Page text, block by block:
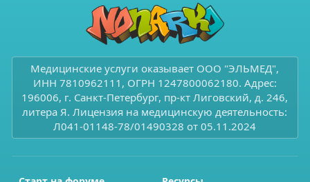
Медицинские услуги оказывает ООО "ЭЛЬМЕД",
ИНН 7810962111, ОГРН 1247800062180. Адрес:
196006, г. Санкт-Петербург, пр-кт Лиговский, д. 246,
литера Я. Лицензия на медицинскую деятельность:
Л041-01148-78/01490328 от 05.11.2024